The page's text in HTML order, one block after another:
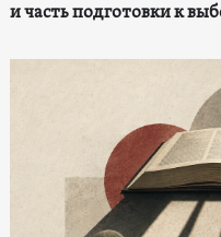
и часть подготовки к